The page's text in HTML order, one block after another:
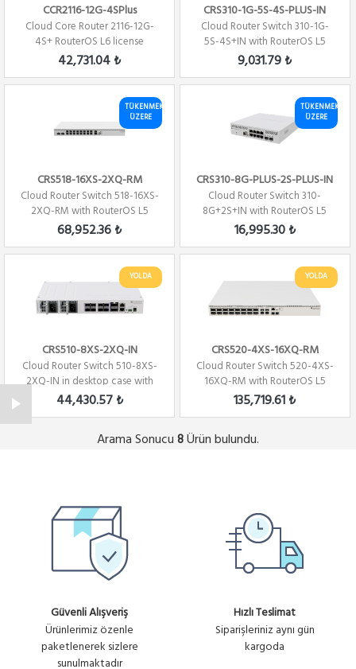
CCR2116-12G-4SPlus
Cloud Core Router 2116-12G-
4S+ RouterOS L6 license
Firewall / ...
42,731.04 ₺
CRS310-1G-5S-4S-PLUS-IN
Cloud Router Switch 310-1G-
5S-4S+IN with RouterOS L5
license
9,031.79 ₺
TÜKENMEK
ÜZERE
CRS518-16XS-2XQ-RM
Cloud Router Switch 518-16XS-
2XQ-RM with RouterOS L5
license, rack...
68,952.36 ₺
TÜKENMEK
ÜZERE
CRS310-8G-PLUS-2S-PLUS-IN
Cloud Router Switch 310-
8G+2S+IN with RouterOS L5
license
16,995.30 ₺
YOLDA
CRS510-8XS-2XQ-IN
Cloud Router Switch 510-8XS-
2XQ-IN in desktop case with
RouterOS L...
44,430.57 ₺
YOLDA
CRS520-4XS-16XQ-RM
Cloud Router Switch 520-4XS-
16XQ-RM with RouterOS L5
license, rac...
135,719.61 ₺
Arama Sonucu 8Ürün bulundu.
Güvenli Alışveriş
Ürünlerimiz özenle
paketlenerek sizlere
sunulmaktadır
Hızlı Teslimat
Siparişleriniz aynı gün
kargoda